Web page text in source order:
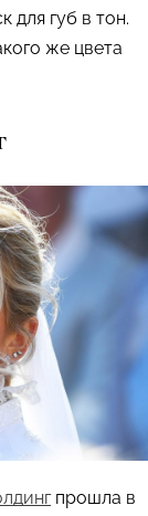
для губ в тон.
же цвета
прошла в